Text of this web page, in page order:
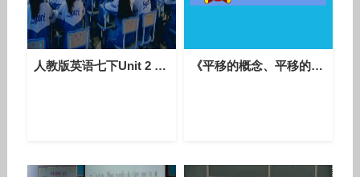
人教版英语七下Unit 2 Section B（2a-2c）课堂视频实录（车琳娜） 《平移的概念、平移的性质》课堂教学实录-人教版初中数学七年级下册